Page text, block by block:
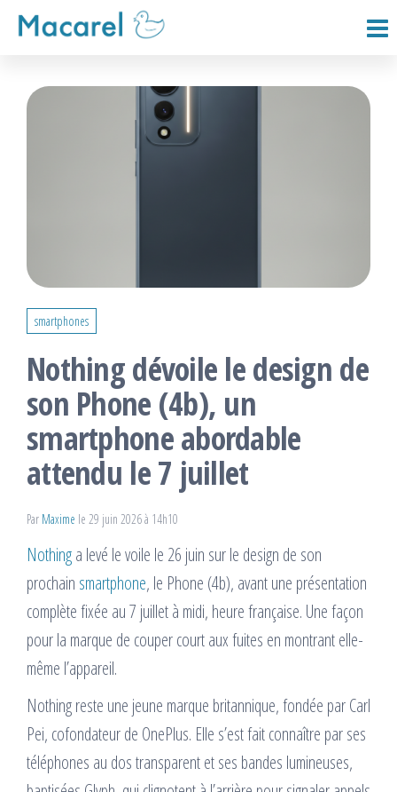
Passer
smartphones
Nothing dévoile le design de
son Phone (4b), un
smartphone abordable
attendu le 7 juillet
Par Maxime le 29 juin 2026 à 14h10
Nothinga levé le voile le 26 juin sur le design de son
prochain smartphone, le Phone (4b), avant une présentation
complète fixée au 7 juillet à midi, heure française. Une façon
pour la marque de couper court aux fuites en montrant elle-
même l’appareil.
Nothing reste une jeune marque britannique, fondée par Carl
Pei, cofondateur de OnePlus. Elle s’est fait connaître par ses
téléphones au dos transparent et ses bandes lumineuses,